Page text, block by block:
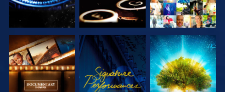
DÉCOUVRIR
LES SÉRIES
REGARDER
DÉCOUVRIR
LES SÉRIES